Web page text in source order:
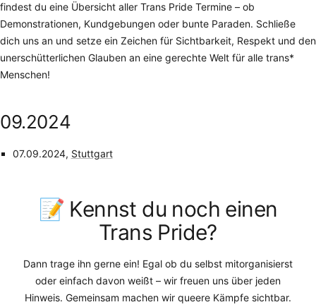
findest du eine Übersicht aller Trans Pride Termine – ob
Demonstrationen, Kundgebungen oder bunte Paraden. Schließe
dich uns an und setze ein Zeichen für Sichtbarkeit, Respekt und den
unerschütterlichen Glauben an eine gerechte Welt für alle trans*
Menschen!
09.2024
07.09.2024, Stuttgart
📝 Kennst du noch einen
Trans Pride?
Dann trage ihn gerne ein! Egal ob du selbst mitorganisierst
oder einfach davon weißt – wir freuen uns über jeden
Hinweis. Gemeinsam machen wir queere Kämpfe sichtbar.